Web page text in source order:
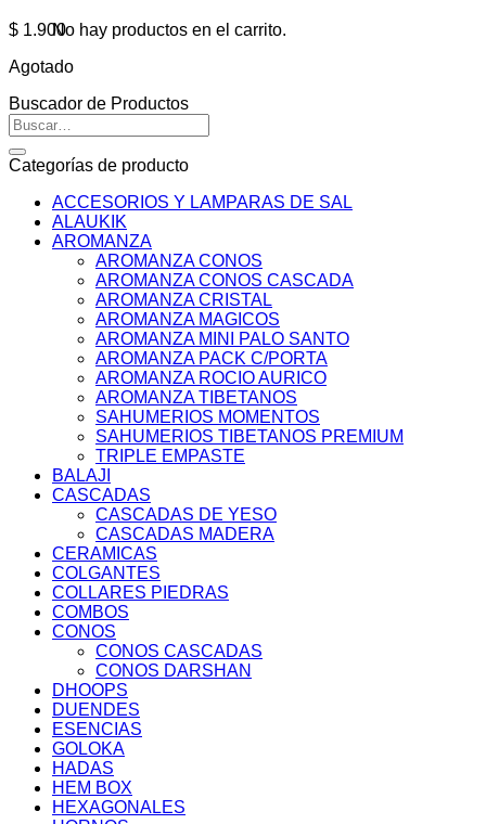
No hay productos en el carrito.
$ 1.900
Agotado
Buscador de Productos
Buscar
por:
Categorías de producto
ACCESORIOS Y LAMPARAS DE SAL
ALAUKIK
AROMANZA
AROMANZA CONOS
AROMANZA CONOS CASCADA
AROMANZA CRISTAL
AROMANZA MAGICOS
AROMANZA MINI PALO SANTO
AROMANZA PACK C/PORTA
AROMANZA ROCIO AURICO
AROMANZA TIBETANOS
SAHUMERIOS MOMENTOS
SAHUMERIOS TIBETANOS PREMIUM
TRIPLE EMPASTE
BALAJI
CASCADAS
CASCADAS DE YESO
CASCADAS MADERA
CERAMICAS
COLGANTES
COLLARES PIEDRAS
COMBOS
CONOS
CONOS CASCADAS
CONOS DARSHAN
DHOOPS
DUENDES
ESENCIAS
GOLOKA
HADAS
HEM BOX
HEXAGONALES